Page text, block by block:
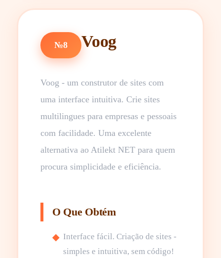
№8 Voog
Voog - um construtor de sites com
uma interface intuitiva. Crie sites
multilingues para empresas e pessoais
com facilidade. Uma excelente
alternativa ao Atilekt NET para quem
procura simplicidade e eficiência.
O Que Obtém
Interface fácil. Criação de sites -
simples e intuitiva, sem código!